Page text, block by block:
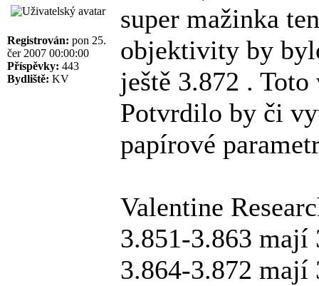
Registrován: pon 25.
čer 2007 00:00:00
Příspěvky: 443
Bydliště: KV
super mažinka
objektivity by
ještě 3.872 .
Potvrdilo by či
papírové
Valentine
3.851-3.863
3.864-3.872